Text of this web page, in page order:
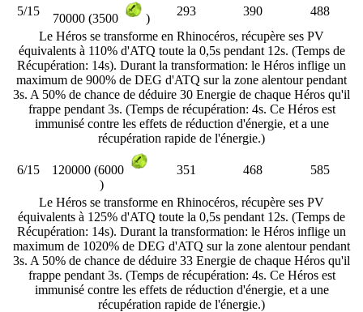
5/15
70000 (3500 )
293 390
488
Le Héros se transforme en Rhinocéros, récupère ses PV
équivalents à 110% d'ATQ toute la 0,5s pendant 12s. (Temps de
Récupération: 14s). Durant la transformation: le Héros inflige un
maximum de 900% de DEG d'ATQ sur la zone alentour pendant
3s. A 50% de chance de déduire 30 Energie de chaque Héros qu'il
frappe pendant 3s. (Temps de récupération: 4s. Ce Héros est
immunisé contre les effets de réduction d'énergie, et a une
récupération rapide de l'énergie.)
6/15
120000 (6000
)
351 468 585
Le Héros se transforme en Rhinocéros, récupère ses PV
équivalents à 125% d'ATQ toute la 0,5s pendant 12s. (Temps de
Récupération: 14s). Durant la transformation: le Héros inflige un
maximum de 1020% de DEG d'ATQ sur la zone alentour pendant
3s. A 50% de chance de déduire 33 Energie de chaque Héros qu'il
frappe pendant 3s. (Temps de récupération: 4s. Ce Héros est
immunisé contre les effets de réduction d'énergie, et a une
récupération rapide de l'énergie.)